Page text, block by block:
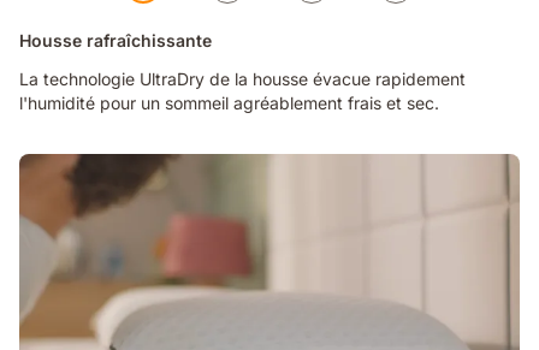
Housse rafraîchissante
La technologie UltraDry de la housse évacue rapidement
l'humidité pour un sommeil agréablement frais et sec.